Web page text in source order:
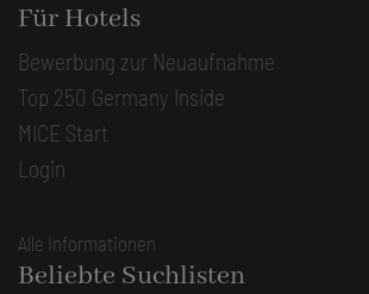
Für Hotels
Bewerbung zur Neuaufnahme
Top 250 Germany Inside
MICE Start
Login
Alle Informationen
Beliebte Suchlisten